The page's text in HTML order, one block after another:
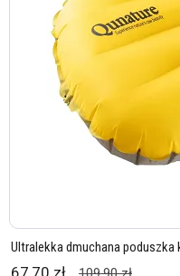
Ultralekka dmuchana
67,70 zł